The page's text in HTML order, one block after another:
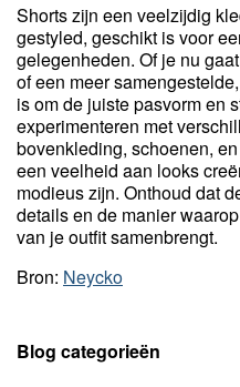
Shorts zijn een veelzijdig
gestyled, geschikt is voor
gelegenheden. Of je nu
of een meer
is om de juiste pasvorm en
experimenteren met
bovenkleding, schoenen,
een veelheid aan looks
modieus zijn. Onthoud dat
details en de manier
van je outfit samenbrengt.
Bron: Neycko
Blog categorieën